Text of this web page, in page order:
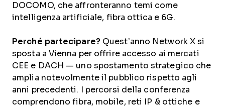
DOCOMO, che affronteranno temi come
intelligenza artificiale, fibra ottica e 6G.
Perché partecipare?Quest’anno Network X si
sposta a Vienna per offrire accesso ai mercati
CEE e DACH — uno spostamento strategico che
amplia notevolmente il pubblico rispetto agli
anni precedenti. I percorsi della conferenza
comprendono fibra, mobile, reti IP & ottiche e